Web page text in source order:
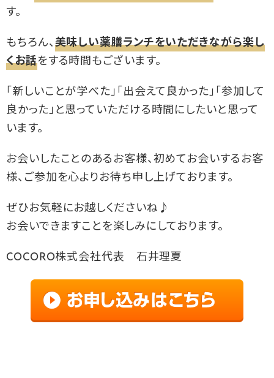
す。
もちろん、 美味しい薬膳ランチをいただきながら楽し
くお話をする時間もございます。
「新しいことが学べた」「出会えて良かった」「参加して
良かった」と思っていただける時間にしたいと思って
います。
お会いしたことのあるお客様、初めてお会いするお客
様、ご参加を心よりお待ち申し上げております。
ぜひお気軽にお越しくださいね♪
お会いできますことを楽しみにしております。
COCORO株式会社代表 石井理夏